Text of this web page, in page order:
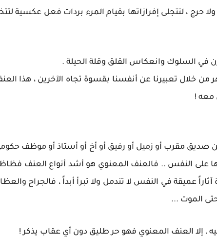
حرج ، لتتجلى إفرازاتها بقيام المرء بردات فعل عكسية
السلوك وانعكاس القلق وقلة الحيلة .
من خلال تعبيرنا عن أنفسنا بقسوة تجاه الآخرين ، هذا
معه !
صديق مقرب أو زميل أو رفيق أو أخ أو أستاذ أو موظف
على النفس .. فالعنف المعنوي هو أشد أنواع العنف
عميقة في النفس لا تندمل ولا تبرأ أبداً ، فالجراح
الموت ...
، إلا العنف المعنوي فهو حر طليق دون أي عقاب يذكر !